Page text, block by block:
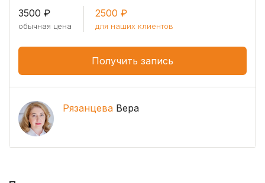
3500 ₽
обычная цена
2500 ₽
для наших клиентов
Получить запись
Рязанцева Вера